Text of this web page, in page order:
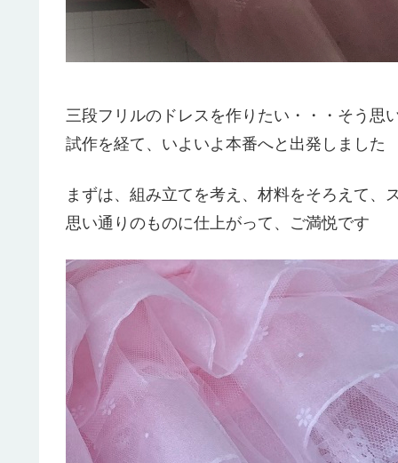
三段フリルのドレスを作りたい・・・そう思
試作を経て、いよいよ本番へと出発しました
まずは、組み立てを考え、材料をそろえて
思い通りのものに仕上がって、ご満悦です